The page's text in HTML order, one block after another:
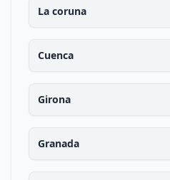
La coruna
Cuenca
Girona
Granada